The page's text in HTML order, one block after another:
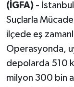
(İGFA) -
Suçlarla
ilçede eş
Operasyonda,
depolarda 510
milyon 300 bin